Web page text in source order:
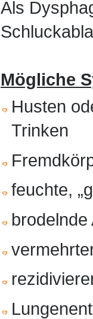
Als
Mögliche
Husten
Trinken
feuchte,
brodelnde